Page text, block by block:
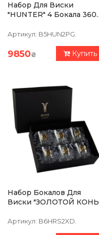
Набор Для Виски
"HUNTER" 4 Бокала 360
Хрусталь С Платиной,
Серебра Из
Артикул: B5HUN2PG.
9850₴ Купить
Набор Бокалов Для
Виски "ЗОЛОТОЙ КОНЬ
Бокалов, Серебро,
Артикул: B6HRS2XD.